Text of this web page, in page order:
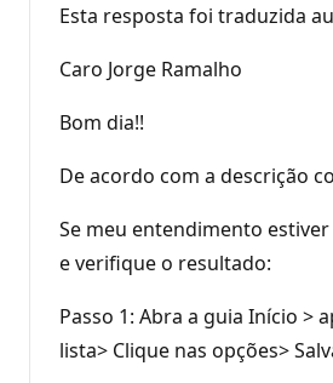
Esta resposta foi traduzida
Caro Jorge Ramalho
Bom dia!!
De acordo com a descrição
Se meu entendimento
e verifique o resultado:
Passo 1: Abra a guia Início >
lista> Clique nas opções>